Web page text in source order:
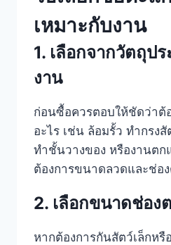
เหมาะกับงาน
1. เลือกจากวัตถุป
งาน
ก่อนซื้อควรตอบให้ชัดว่าต้
อะไร เช่น ล้อมรั้ว ทำกรง
ทำชั้นวางของ หรืองานตก
ต้องการขนาดลวดและช่อ
2. เลือกขนาดช่อง
หากต้องการกันสัตว์เล็กหรื